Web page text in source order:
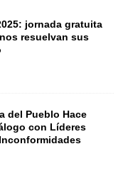
jornada gratuita
resuelvan sus
del Pueblo Hace
con Líderes